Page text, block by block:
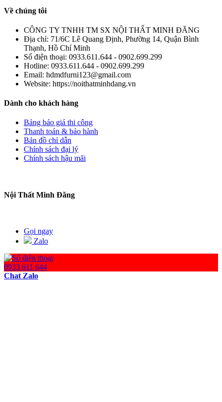
Về chúng tôi
CÔNG TY TNHH TM SX NỘI THẤT MINH ĐĂNG
Địa chỉ: 71/6C Lê Quang Định, Phường 14, Quận Bình
Thạnh, Hồ Chí Minh
Số điện thoại: 0933.611.644 - 0902.699.299
Hotline: 0933.611.644 - 0902.699.299
Email: hdmdfurni123@gmail.com
Website: https://noithatminhdang.vn
Dành cho khách hàng
Bảng báo giá thi công
Thanh toán & bảo hành
Bản đồ chỉ dẫn
Chính sách đại lý
Chính sách hậu mãi
Nội Thất Minh Đăng
Gọi ngay
Zalo
0933 611 644
Chat Zalo